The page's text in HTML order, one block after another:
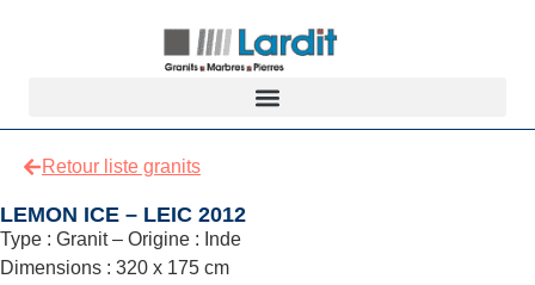
Retour liste granits
LEMON ICE – LEIC 2012
Type : Granit – Origine : Inde
Dimensions : 320 x 175 cm